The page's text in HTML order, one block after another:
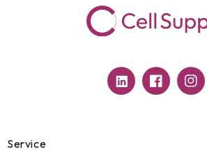
TranslationFacebook
Service